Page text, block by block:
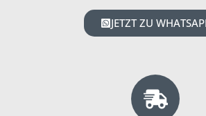
JETZT ZU